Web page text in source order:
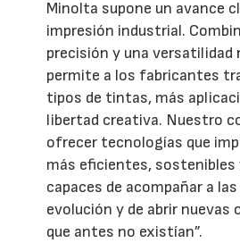
Minolta supone un avance
impresión industrial.
precisión y una versatilidad
permite a los fabricantes
tipos de tintas, más
libertad creativa. Nuestro
ofrecer tecnologías que
más eficientes, sostenibles
capaces de acompañar a
evolución y de abrir nuevas
que antes no existían”.